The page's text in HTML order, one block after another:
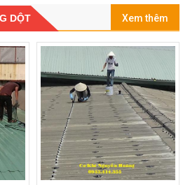
DỘT Xem thêm